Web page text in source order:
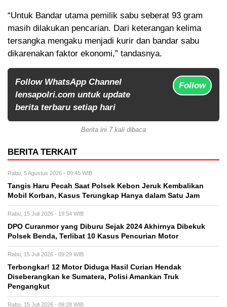
“Untuk Bandar utama pemilik sabu seberat 93 gram
masih dilakukan pencarian. Dari keterangan kelima
tersangka mengaku menjadi kurir dan bandar sabu
dikarenakan faktor ekonomi,” tandasnya.
Follow WhatsApp Channel
lensapolri.com untuk update
berita terbaru setiap hari
Follow
Berita ini 7 kali dibaca
BERITA TERKAIT
Rabu, 5 Agustus 2026 - 09:45 WIB
Tangis Haru Pecah Saat Polsek Kebon Jeruk Kembalikan
Mobil Korban, Kasus Terungkap Hanya dalam Satu Jam
Rabu, 15 Juli 2026 - 19:54 WIB
DPO Curanmor yang Diburu Sejak 2024 Akhirnya Dibekuk
Polsek Benda, Terlibat 10 Kasus Pencurian Motor
Rabu, 15 Juli 2026 - 09:29 WIB
Terbongkar! 12 Motor Diduga Hasil Curian Hendak
Diseberangkan ke Sumatera, Polisi Amankan Truk
Pengangkut
Rabu, 15 Juli 2026 - 09:28 WIB